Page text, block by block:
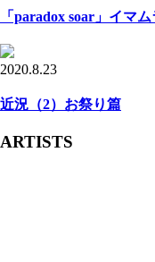
「paradox soar」イマ
2020.8.23
近況（2）お祭り篇
ARTISTS